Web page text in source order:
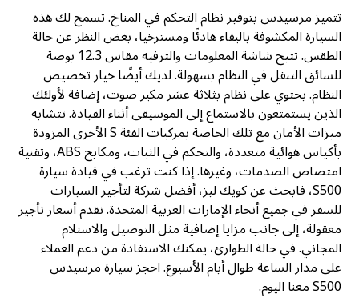
تتميز مرسيدس بتوفير نظام التحكم في المناخ. تسمح لك هذه
السيارة المكشوفة بالبقاء هادئًا ومسترخيا، بغض النظر عن حالة
الطقس. تتيح شاشة المعلومات والترفيه مقاس 12.3 بوصة
للسائق التنقل في النظام بسهولة. لديك أيضًا خيار تخصيص
النظام. يحتوي على نظام بثلاثة عشر مكبر صوت، إضافة لأولئك
الذين يستمتعون بالاستماع إلى الموسيقى أثناء القيادة. تتشابه
ميزات الأمان مع تلك الخاصة بمركبات الفئة S الأخرى المزودة
بأكياس هوائية متعددة، والتحكم في الثبات، ومكابح ABS، وتقنية
امتصاص الصدمات، وغيرها. إذا كنت ترغب في قيادة سيارة
S500، فابحث عن كويك ليز، أفضل شركة لتأجير السيارات
للسفر في جميع أنحاء الإمارات العربية المتحدة. نقدم أسعار تأجير
معقولة، إلى جانب مزايا إضافية مثل التوصيل والاستلام
المجاني. في حالة الطوارئ، يمكنك الاستفادة من دعم العملاء
على مدار الساعة طوال أيام الأسبوع. احجز سيارة مرسيدس
S500 معنا اليوم.